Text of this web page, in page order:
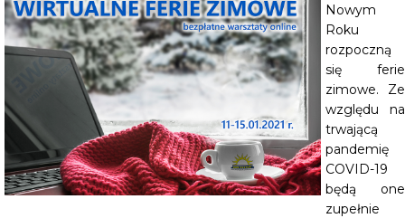
Nowym
Roku
rozpoczną
się ferie
zimowe. Ze
względu na
trwającą
pandemię
COVID-19
będą one
zupełnie